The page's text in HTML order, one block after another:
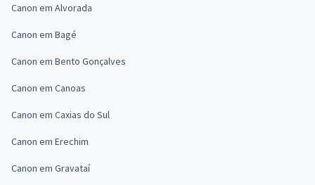
Canon em Alvorada
Canon em Bagé
Canon em Bento Gonçalves
Canon em Canoas
Canon em Caxias do Sul
Canon em Erechim
Canon em Gravataí